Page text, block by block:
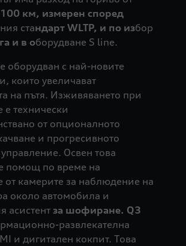
км, измерен според
ния стандарт WLTP, и по избор
и в оборудване S line.
оборудван с най-новите
които увеличават
на пътя. Изживяването при
технически
от опционалното
и прогресивното
Освен това
помощ по време на
камерите за наблюдение на
около автомобила и
асистентза шофиране. Q3
развлекателна
и дигитален кокпит. Това